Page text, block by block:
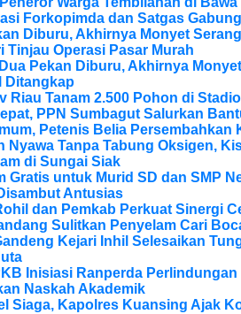
Forkopimda dan Satgas
Diburu, Akhirnya Monyet
Tinjau Operasi Pasar Murah
Pekan Diburu, Akhirnya
Ditangkap
Riau Tanam 2.500 Pohon di
PPN Sumbagut Salurkan
Petenis Belia Persembahkan
Nyawa Tanpa Tabung Oksigen,
di Sungai Siak
Gratis untuk Murid SD dan SMP
Antusias
dan Pemkab Perkuat Sinergi
Sulitkan Penyelam Cari
Kejari Inhil Selesaikan
Inisiasi Ranperda
Naskah Akademik
Siaga, Kapolres Kuansing Ajak